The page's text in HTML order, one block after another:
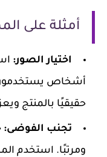
أمثلة على
اختيار الصور:
أشخاص
حقيقيًا بالمنتج
تجنب الفوضى:
ومرتبًا. استخدم